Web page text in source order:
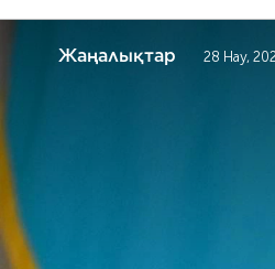
Жаңалықтар 28 Нау,